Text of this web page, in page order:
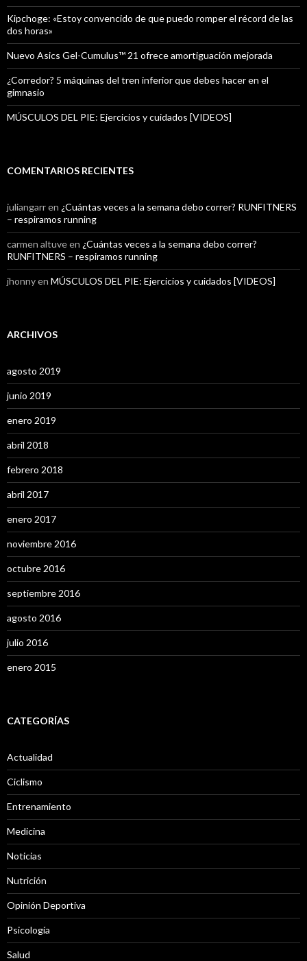
Kipchoge: «Estoy convencido de que puedo romper el récord de las
dos horas»
Nuevo Asics Gel-Cumulus™ 21 ofrece amortiguación mejorada
¿Corredor? 5 máquinas del tren inferior que debes hacer en el
gimnasio
MÚSCULOS DEL PIE: Ejercicios y cuidados [VIDEOS]
COMENTARIOS RECIENTES
juliangarren ¿Cuántas veces a la semana debo correr? RUNFITNERS
– respiramos running
carmen altuveen ¿Cuántas veces a la semana debo correr?
RUNFITNERS – respiramos running
jhonnyen MÚSCULOS DEL PIE: Ejercicios y cuidados [VIDEOS]
ARCHIVOS
agosto 2019
junio 2019
enero 2019
abril 2018
febrero 2018
abril 2017
enero 2017
noviembre 2016
octubre 2016
septiembre 2016
agosto 2016
julio 2016
enero 2015
CATEGORÍAS
Actualidad
Ciclismo
Entrenamiento
Medicina
Noticias
Nutrición
Opinión Deportiva
Psicología
Salud